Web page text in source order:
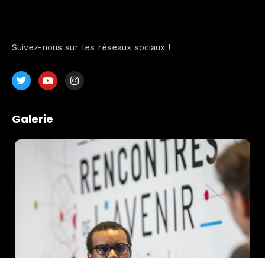
Suivez-nous sur les réseaux sociaux !
Galerie